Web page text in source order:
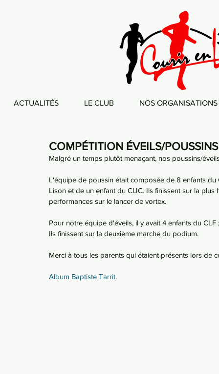
ACTUALITÉS LE CLUB NOS ORGANISATIONS
COMPÉTITION ÉVEILS/
Malgré un temps plutôt menaçant, nos poussins/
L'équipe de poussin était composée de 8 enfants du
Lison et de un enfant du CUC. Ils finissent sur la
performances sur le lancer de vortex.
Pour notre équipe d'éveils, il y avait 4 enfants du
Ils finissent sur la deuxième marche du podium.
Merci à tous les parents qui étaient présents lors de
Album Baptiste Tarrit.